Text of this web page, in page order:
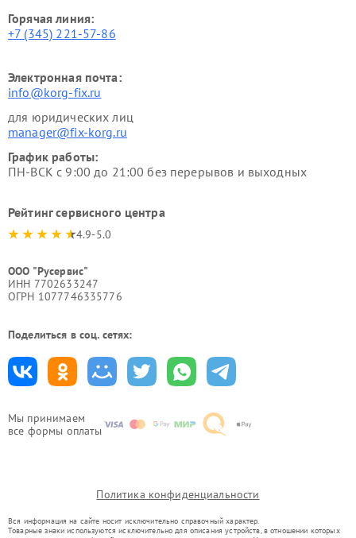
Мы принимаем
все формы оплаты
Горячая линия:
+7 (345) 221-57-86
Электронная почта:
info@korg-fix.ru
для юридических лиц
manager@fix-korg.ru
График работы:
ПН-ВСК с 9:00 до 21:00 без перерывов и выходных
Рейтинг сервисного центра
4.9-5.0
ООО "Русервис"
ИНН 7702633247
ОГРН 1077746335776
Поделиться в соц. сетях:
Политика конфиденциальности
Вся информация на сайте носит исключительно справочный характер.
Товарные знаки используются исключительно для описания устройств, в отношении которых